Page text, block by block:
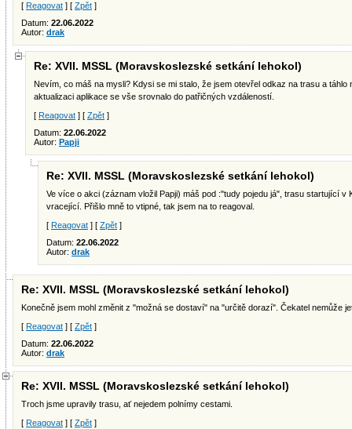
[ Reagovat ] [ Zpět ]
Datum: 22.06.2022
Autor: drak
Re: XVII. MSSL (Moravskoslezské setkání lehokol)
Nevím, co máš na mysli? Kdysi se mi stalo, že jsem otevřel odkaz na trasu a táhlo
aktualizaci aplikace se vše srovnalo do patřičných vzdáleností.
[ Reagovat ] [ Zpět ]
Datum: 22.06.2022
Autor: Papji
Re: XVII. MSSL (Moravskoslezské setkání lehokol)
Ve více o akci (záznam vložil Papji) máš pod :"tudy pojedu já", trasu startující v
vracející. Přišlo mně to vtipné, tak jsem na to reagoval.
[ Reagovat ] [ Zpět ]
Datum: 22.06.2022
Autor: drak
Re: XVII. MSSL (Moravskoslezské setkání lehokol)
Konečně jsem mohl změnit z "možná se dostaví" na "určitě dorazí". Čekatel nemůže
[ Reagovat ] [ Zpět ]
Datum: 22.06.2022
Autor: drak
Re: XVII. MSSL (Moravskoslezské setkání lehokol)
Troch jsme upravily trasu, ať nejedem polnímy cestami.
[ Reagovat ] [ Zpět ]